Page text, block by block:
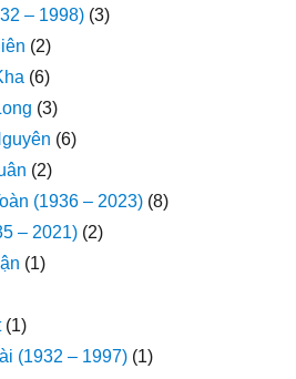
– 1998) (3)
(2)
(6)
(3)
(6)
(2)
(1936 – 2023) (8)
– 2021) (2)
(1)
(1)
(1932 – 1997) (1)